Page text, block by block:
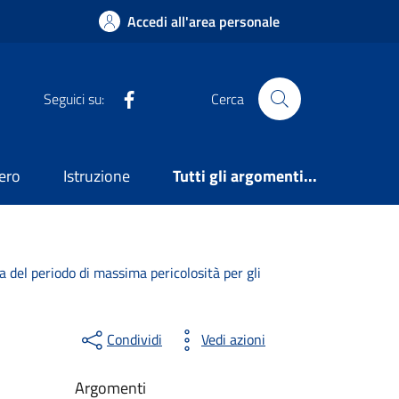
Accedi all'area personale
Seguici su: Cerca
Istruzione Tutti gli argomenti...
periodo di massima pericolosità per gli
Condividi Vedi azioni
Argomenti